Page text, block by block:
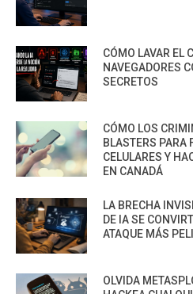
CÓMO LAVAR EL
NAVEGADORES
SECRETOS
CÓMO LOS
BLASTERS PARA
CELULARES Y
EN CANADÁ
LA BRECHA
DE IA SE
ATAQUE MÁS
OLVIDA